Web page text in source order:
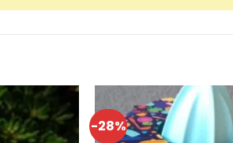
-28%